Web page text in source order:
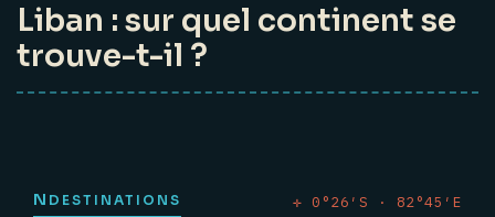
Liban : sur quel continent se
trouve-t-il ?
N DESTINATIONS ✛ 0°26′S · 82°45′E